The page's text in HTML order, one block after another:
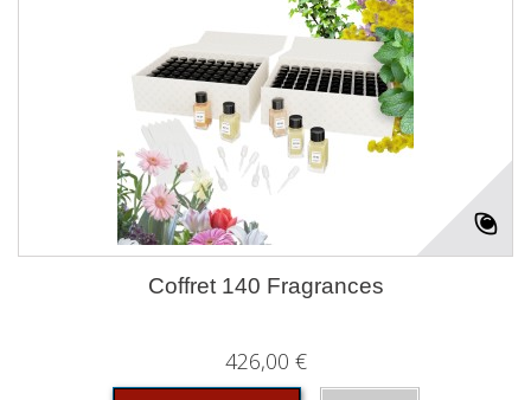
Coffret 140 Fragrances
426,00 €